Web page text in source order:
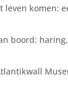
leven komen:
boord: